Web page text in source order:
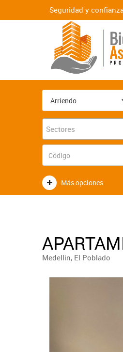
Seguridad y
Sectores
Más opciones
Medellin, El Poblado